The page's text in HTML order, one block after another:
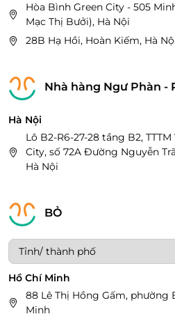
Hòa Bình Green City - 505
Mạc Thị Bưởi), Hà Nội
28B Hạ Hồi, Hoàn Kiếm, Hà
Nhà hàng Ngư Phàn -
Hà Nội
Lô B2-R6-27-28 tầng B2,
City, số 72A Đường Nguyễn
Hà Nội
BỎ
Hồ Chí Minh
88 Lê Thị Hồng Gấm, phường
Minh